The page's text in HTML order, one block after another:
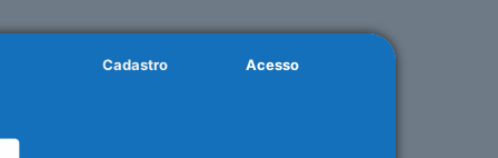
Cadastro Acesso